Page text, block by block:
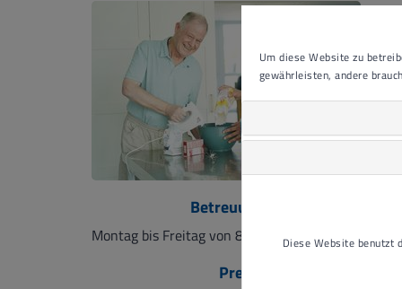
Betreuungszeiten
Montag bis Freitag von 8 bis 17 Uhr
Preisliste
Um diese Website zu
gewährleisten, andere
Diese Website benutzt